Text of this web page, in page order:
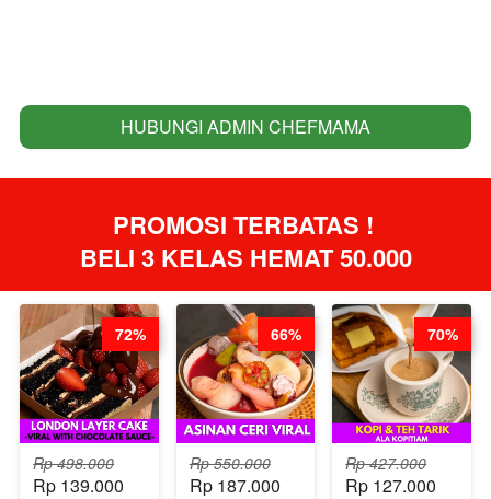
`HUBUNGI ADMIN CHEFMAMA
PROMOSI TERBATAS !
BELI 3 KELAS HEMAT 50.000
Rp 498.000
Rp 139.000
72%
Rp 550.000
Rp 187.000
66%
Rp 427.000
Rp 127.000
70%